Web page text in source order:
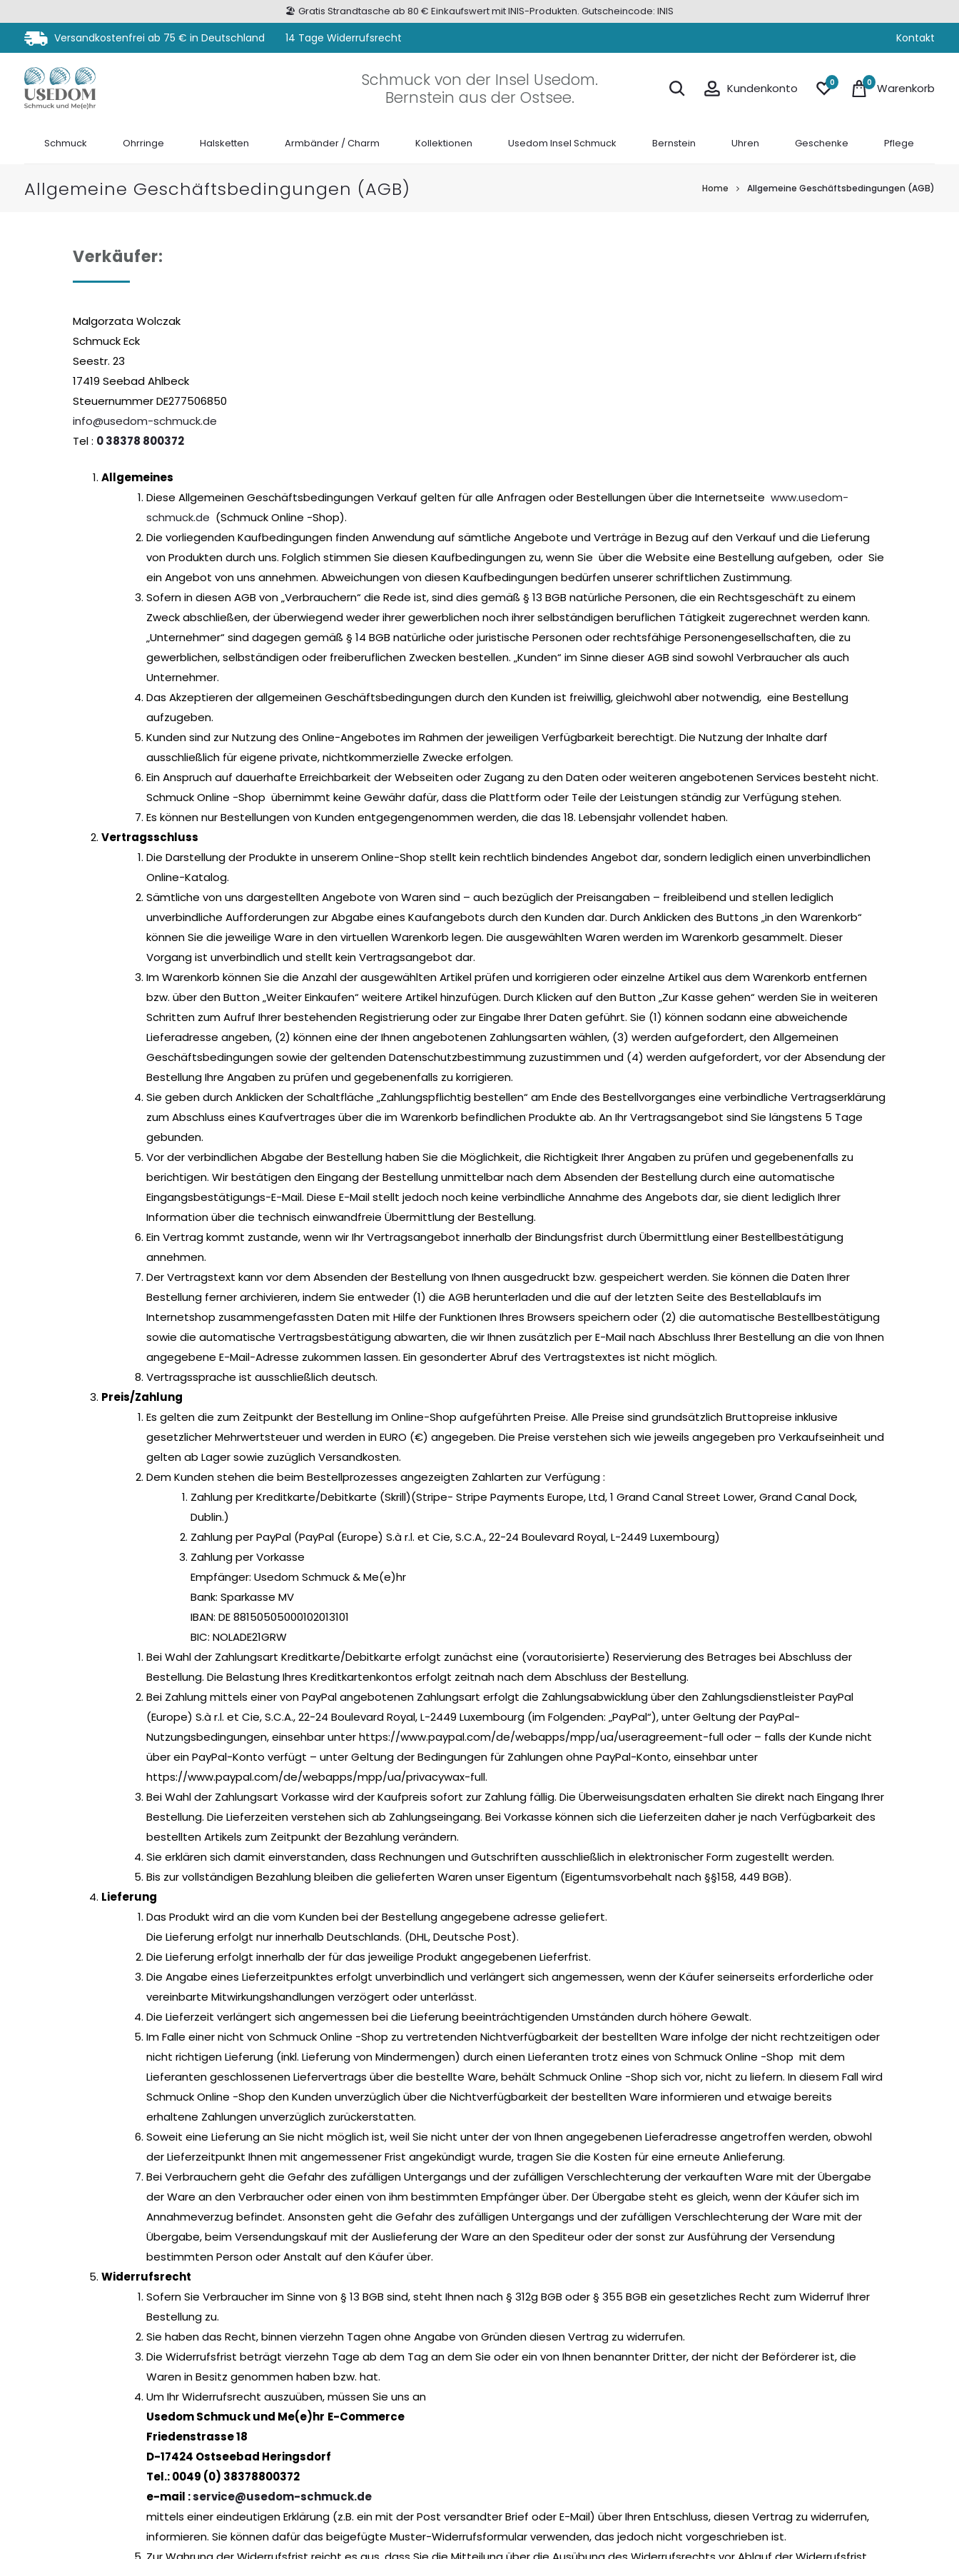
🏖️ Gratis Strandtasche ab 80 € Einkaufswert mit INIS-Produkten. Gutscheincode: INIS
Versandkostenfrei ab 75 € in Deutschland 14 Tage Widerrufsrecht Kontakt
Schmuck von der Insel Usedom.
Bernstein aus der Ostsee.
Kundenkonto 0 0 Warenkorb
Schmuck Ohrringe Halsketten Armbänder / Charm Kollektionen Usedom Insel Schmuck Bernstein Uhren Geschenke Pflege
Allgemeine Geschäftsbedingungen (AGB) Home Allgemeine Geschäftsbedingungen (AGB)
Verkäufer:
Malgorzata Wolczak
Schmuck Eck
Seestr. 23
17419 Seebad Ahlbeck
Steuernummer DE277506850
info@usedom-schmuck.de
Tel : 0 38378 800372
Allgemeines
Diese Allgemeinen Geschäftsbedingungen Verkauf gelten für alle Anfragen oder Bestellungen über die Internetseite www.usedom-
schmuck.de (Schmuck Online -Shop).
Die vorliegenden Kaufbedingungen finden Anwendung auf sämtliche Angebote und Verträge in Bezug auf den Verkauf und die Lieferung
von Produkten durch uns. Folglich stimmen Sie diesen Kaufbedingungen zu, wenn Sie über die Website eine Bestellung aufgeben, oder Sie
ein Angebot von uns annehmen. Abweichungen von diesen Kaufbedingungen bedürfen unserer schriftlichen Zustimmung.
Sofern in diesen AGB von „Verbrauchern“ die Rede ist, sind dies gemäß § 13 BGB natürliche Personen, die ein Rechtsgeschäft zu einem
Zweck abschließen, der überwiegend weder ihrer gewerblichen noch ihrer selbständigen beruflichen Tätigkeit zugerechnet werden kann.
„Unternehmer“ sind dagegen gemäß § 14 BGB natürliche oder juristische Personen oder rechtsfähige Personengesellschaften, die zu
gewerblichen, selbständigen oder freiberuflichen Zwecken bestellen. „Kunden“ im Sinne dieser AGB sind sowohl Verbraucher als auch
Unternehmer.
Das Akzeptieren der allgemeinen Geschäftsbedingungen durch den Kunden ist freiwillig, gleichwohl aber notwendig, eine Bestellung
aufzugeben.
Kunden sind zur Nutzung des Online-Angebotes im Rahmen der jeweiligen Verfügbarkeit berechtigt. Die Nutzung der Inhalte darf
ausschließlich für eigene private, nichtkommerzielle Zwecke erfolgen.
Ein Anspruch auf dauerhafte Erreichbarkeit der Webseiten oder Zugang zu den Daten oder weiteren angebotenen Services besteht nicht.
Schmuck Online -Shop übernimmt keine Gewähr dafür, dass die Plattform oder Teile der Leistungen ständig zur Verfügung stehen.
Es können nur Bestellungen von Kunden entgegengenommen werden, die das 18. Lebensjahr vollendet haben.
Vertragsschluss
Die Darstellung der Produkte in unserem Online-Shop stellt kein rechtlich bindendes Angebot dar, sondern lediglich einen unverbindlichen
Online-Katalog.
Sämtliche von uns dargestellten Angebote von Waren sind – auch bezüglich der Preisangaben – freibleibend und stellen lediglich
unverbindliche Aufforderungen zur Abgabe eines Kaufangebots durch den Kunden dar. Durch Anklicken des Buttons „in den Warenkorb“
können Sie die jeweilige Ware in den virtuellen Warenkorb legen. Die ausgewählten Waren werden im Warenkorb gesammelt. Dieser
Vorgang ist unverbindlich und stellt kein Vertragsangebot dar.
Im Warenkorb können Sie die Anzahl der ausgewählten Artikel prüfen und korrigieren oder einzelne Artikel aus dem Warenkorb entfernen
bzw. über den Button „Weiter Einkaufen“ weitere Artikel hinzufügen. Durch Klicken auf den Button „Zur Kasse gehen“ werden Sie in weiteren
Schritten zum Aufruf Ihrer bestehenden Registrierung oder zur Eingabe Ihrer Daten geführt. Sie (1) können sodann eine abweichende
Lieferadresse angeben, (2) können eine der Ihnen angebotenen Zahlungsarten wählen, (3) werden aufgefordert, den Allgemeinen
Geschäftsbedingungen sowie der geltenden Datenschutzbestimmung zuzustimmen und (4) werden aufgefordert, vor der Absendung der
Bestellung Ihre Angaben zu prüfen und gegebenenfalls zu korrigieren.
Sie geben durch Anklicken der Schaltfläche „Zahlungspflichtig bestellen“ am Ende des Bestellvorganges eine verbindliche Vertragserklärung
zum Abschluss eines Kaufvertrages über die im Warenkorb befindlichen Produkte ab. An Ihr Vertragsangebot sind Sie längstens 5 Tage
gebunden.
Vor der verbindlichen Abgabe der Bestellung haben Sie die Möglichkeit, die Richtigkeit Ihrer Angaben zu prüfen und gegebenenfalls zu
berichtigen. Wir bestätigen den Eingang der Bestellung unmittelbar nach dem Absenden der Bestellung durch eine automatische
Eingangsbestätigungs-E-Mail. Diese E-Mail stellt jedoch noch keine verbindliche Annahme des Angebots dar, sie dient lediglich Ihrer
Information über die technisch einwandfreie Übermittlung der Bestellung.
Ein Vertrag kommt zustande, wenn wir Ihr Vertragsangebot innerhalb der Bindungsfrist durch Übermittlung einer Bestellbestätigung
annehmen.
Der Vertragstext kann vor dem Absenden der Bestellung von Ihnen ausgedruckt bzw. gespeichert werden. Sie können die Daten Ihrer
Bestellung ferner archivieren, indem Sie entweder (1) die AGB herunterladen und die auf der letzten Seite des Bestellablaufs im
Internetshop zusammengefassten Daten mit Hilfe der Funktionen Ihres Browsers speichern oder (2) die automatische Bestellbestätigung
sowie die automatische Vertragsbestätigung abwarten, die wir Ihnen zusätzlich per E-Mail nach Abschluss Ihrer Bestellung an die von Ihnen
angegebene E-Mail-Adresse zukommen lassen. Ein gesonderter Abruf des Vertragstextes ist nicht möglich.
Vertragssprache ist ausschließlich deutsch.
Preis/Zahlung
Es gelten die zum Zeitpunkt der Bestellung im Online-Shop aufgeführten Preise. Alle Preise sind grundsätzlich Bruttopreise inklusive
gesetzlicher Mehrwertsteuer und werden in EURO (€) angegeben. Die Preise verstehen sich wie jeweils angegeben pro Verkaufseinheit und
gelten ab Lager sowie zuzüglich Versandkosten.
Dem Kunden stehen die beim Bestellprozesses angezeigten Zahlarten zur Verfügung :
Zahlung per Kreditkarte/Debitkarte (Skrill)(Stripe- Stripe Payments Europe, Ltd, 1 Grand Canal Street Lower, Grand Canal Dock,
Dublin.)
Zahlung per PayPal (PayPal (Europe) S.à r.l. et Cie, S.C.A., 22-24 Boulevard Royal, L-2449 Luxembourg)
Zahlung per Vorkasse
Empfänger: Usedom Schmuck & Me(e)hr
Bank: Sparkasse MV
IBAN: DE 88150505000102013101
BIC: NOLADE21GRW
Bei Wahl der Zahlungsart Kreditkarte/Debitkarte erfolgt zunächst eine (vorautorisierte) Reservierung des Betrages bei Abschluss der
Bestellung. Die Belastung Ihres Kreditkartenkontos erfolgt zeitnah nach dem Abschluss der Bestellung.
Bei Zahlung mittels einer von PayPal angebotenen Zahlungsart erfolgt die Zahlungsabwicklung über den Zahlungsdienstleister PayPal
(Europe) S.à r.l. et Cie, S.C.A., 22-24 Boulevard Royal, L-2449 Luxembourg (im Folgenden: „PayPal“), unter Geltung der PayPal-
Nutzungsbedingungen, einsehbar unter https://www.paypal.com/de/webapps/mpp/ua/useragreement-full oder – falls der Kunde nicht
über ein PayPal-Konto verfügt – unter Geltung der Bedingungen für Zahlungen ohne PayPal-Konto, einsehbar unter
https://www.paypal.com/de/webapps/mpp/ua/privacywax-full.
Bei Wahl der Zahlungsart Vorkasse wird der Kaufpreis sofort zur Zahlung fällig. Die Überweisungsdaten erhalten Sie direkt nach Eingang Ihrer
Bestellung. Die Lieferzeiten verstehen sich ab Zahlungseingang. Bei Vorkasse können sich die Lieferzeiten daher je nach Verfügbarkeit des
bestellten Artikels zum Zeitpunkt der Bezahlung verändern.
Sie erklären sich damit einverstanden, dass Rechnungen und Gutschriften ausschließlich in elektronischer Form zugestellt werden.
Bis zur vollständigen Bezahlung bleiben die gelieferten Waren unser Eigentum (Eigentumsvorbehalt nach §§158, 449 BGB).
Lieferung
Das Produkt wird an die vom Kunden bei der Bestellung angegebene adresse geliefert.
Die Lieferung erfolgt nur innerhalb Deutschlands. (DHL, Deutsche Post).
Die Lieferung erfolgt innerhalb der für das jeweilige Produkt angegebenen Lieferfrist.
Die Angabe eines Lieferzeitpunktes erfolgt unverbindlich und verlängert sich angemessen, wenn der Käufer seinerseits erforderliche oder
vereinbarte Mitwirkungshandlungen verzögert oder unterlässt.
Die Lieferzeit verlängert sich angemessen bei die Lieferung beeinträchtigenden Umständen durch höhere Gewalt.
Im Falle einer nicht von Schmuck Online -Shop zu vertretenden Nichtverfügbarkeit der bestellten Ware infolge der nicht rechtzeitigen oder
nicht richtigen Lieferung (inkl. Lieferung von Mindermengen) durch einen Lieferanten trotz eines von Schmuck Online -Shop mit dem
Lieferanten geschlossenen Liefervertrags über die bestellte Ware, behält Schmuck Online -Shop sich vor, nicht zu liefern. In diesem Fall wird
Schmuck Online -Shop den Kunden unverzüglich über die Nichtverfügbarkeit der bestellten Ware informieren und etwaige bereits
erhaltene Zahlungen unverzüglich zurückerstatten.
Soweit eine Lieferung an Sie nicht möglich ist, weil Sie nicht unter der von Ihnen angegebenen Lieferadresse angetroffen werden, obwohl
der Lieferzeitpunkt Ihnen mit angemessener Frist angekündigt wurde, tragen Sie die Kosten für eine erneute Anlieferung.
Bei Verbrauchern geht die Gefahr des zufälligen Untergangs und der zufälligen Verschlechterung der verkauften Ware mit der Übergabe
der Ware an den Verbraucher oder einen von ihm bestimmten Empfänger über. Der Übergabe steht es gleich, wenn der Käufer sich im
Annahmeverzug befindet. Ansonsten geht die Gefahr des zufälligen Untergangs und der zufälligen Verschlechterung der Ware mit der
Übergabe, beim Versendungskauf mit der Auslieferung der Ware an den Spediteur oder der sonst zur Ausführung der Versendung
bestimmten Person oder Anstalt auf den Käufer über.
Widerrufsrecht
Sofern Sie Verbraucher im Sinne von § 13 BGB sind, steht Ihnen nach § 312g BGB oder § 355 BGB ein gesetzliches Recht zum Widerruf Ihrer
Bestellung zu.
Sie haben das Recht, binnen vierzehn Tagen ohne Angabe von Gründen diesen Vertrag zu widerrufen.
Die Widerrufsfrist beträgt vierzehn Tage ab dem Tag an dem Sie oder ein von Ihnen benannter Dritter, der nicht der Beförderer ist, die
Waren in Besitz genommen haben bzw. hat.
Um Ihr Widerrufsrecht auszuüben, müssen Sie uns an
Usedom Schmuck und Me(e)hr E-Commerce
Friedenstrasse 18
D-17424 Ostseebad Heringsdorf
Tel.: 0049 (0) 38378800372
e-mail :service@usedom-schmuck.de
mittels einer eindeutigen Erklärung (z.B. ein mit der Post versandter Brief oder E-Mail) über Ihren Entschluss, diesen Vertrag zu widerrufen,
informieren. Sie können dafür das beigefügte Muster-Widerrufsformular verwenden, das jedoch nicht vorgeschrieben ist.